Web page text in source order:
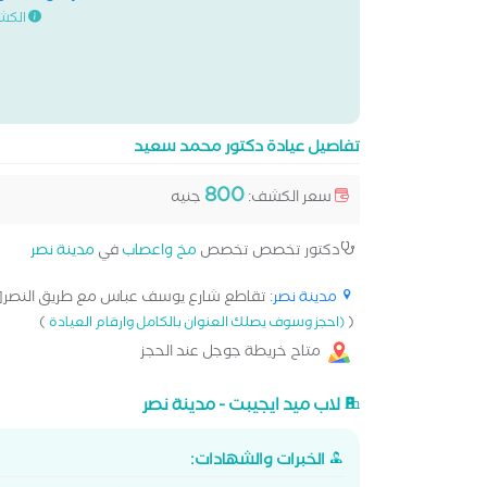
تفاصيل عيادة دكتور محمد سعيد
سعر الكشف:800 جنيه
دكتور تخصص تخصص مخ واعصابفي مدينة نصر
مدينة نصر: تقاطع شارع يوسف عباس مع طريق
((احجز وسوف يصلك العنوان بالكامل وارقام العيادة)
متاح خريطة جوجل عند الحجز
لاب ميد ايجيبت - مدينة نصر
الخبرات والشهادات: